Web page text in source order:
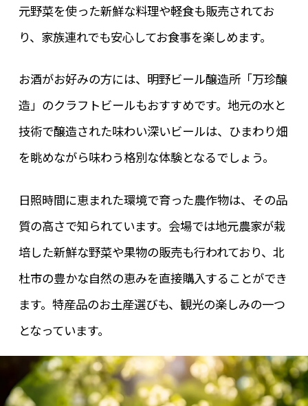
元野菜を使った新鮮な料理や軽食も販売されてお
り、家族連れでも安心してお食事を楽しめます。
お酒がお好みの方には、明野ビール醸造所「万珍醸
造」のクラフトビールもおすすめです。地元の水と
技術で醸造された味わい深いビールは、ひまわり畑
を眺めながら味わう格別な体験となるでしょう。
日照時間に恵まれた環境で育った農作物は、その品
質の高さで知られています。会場では地元農家が栽
培した新鮮な野菜や果物の販売も行われており、北
杜市の豊かな自然の恵みを直接購入することができ
ます。特産品のお土産選びも、観光の楽しみの一つ
となっています。